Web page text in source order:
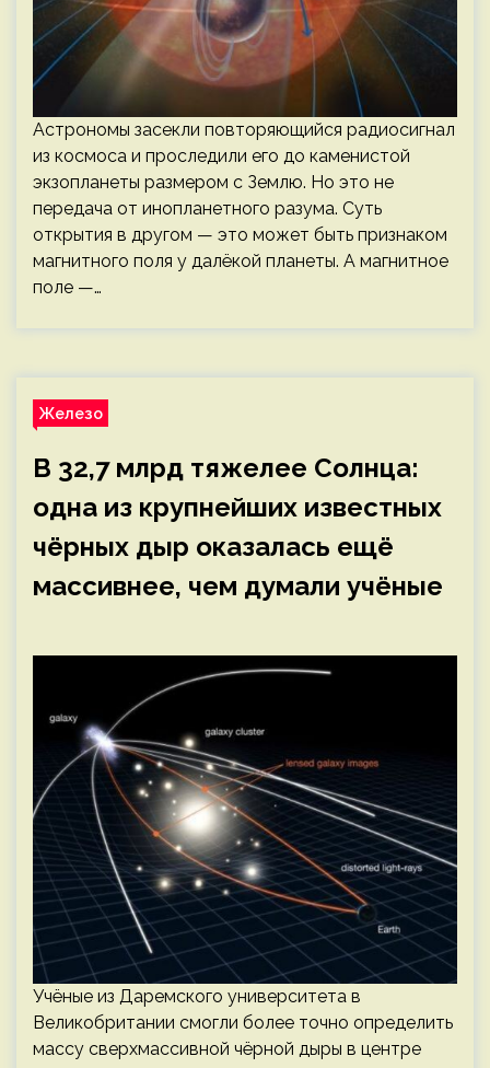
Астрономы засекли повторяющийся радиосигнал
из космоса и проследили его до каменистой
экзопланеты размером с Землю. Но это не
передача от инопланетного разума. Суть
открытия в другом — это может быть признаком
магнитного поля у далёкой планеты. А магнитное
поле —…
Железо
В 32,7 млрд тяжелее Солнца:
одна из крупнейших известных
чёрных дыр оказалась ещё
массивнее, чем думали учёные
Учёные из Даремского университета в
Великобритании смогли более точно определить
массу сверхмассивной чёрной дыры в центре